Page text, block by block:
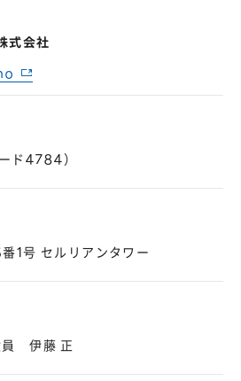
式会社
ド4784）
1号 セルリアンタワー
員 伊藤 正